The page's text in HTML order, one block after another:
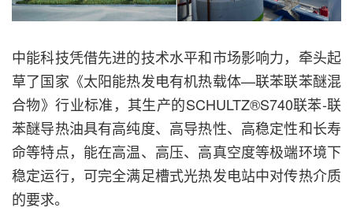
中能科技凭借先进的技术水平和市场影响力，牵头起
草了国家《太阳能热发电有机热载体—联苯联苯醚混
合物》行业标准，其生产的SCHULTZ®S740联苯-联
苯醚导热油具有高纯度、高导热性、高稳定性和长寿
命等特点，能在高温、高压、高真空度等极端环境下
稳定运行，可完全满足槽式光热发电站中对传热介质
的要求。